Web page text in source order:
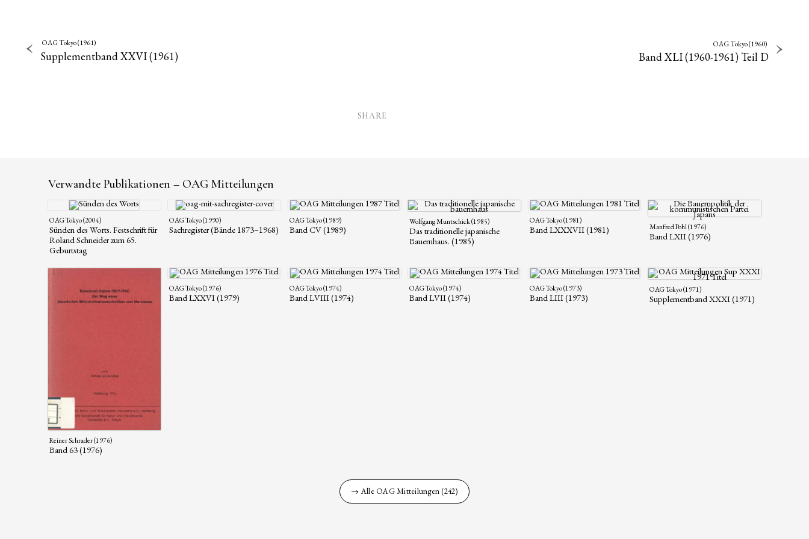
OAG Tokyo (1961)
Supplementband XXVI (1961)
OAG Tokyo (1960)
Band XLI (1960-1961) Teil D
SHARE
Verwandte Publikationen – OAG Mitteilungen
OAG Tokyo (2004)
Sünden des Worts. Festschrift für
Roland Schneider zum 65.
Geburtstag
OAG Tokyo (1990)
Sachregister (Bände 1873–1968)
OAG Tokyo (1989)
Band CV (1989)
Wolfgang Muntschick (1985)
Das traditionelle japanische
Bauernhaus. (1985)
OAG Tokyo (1981)
Band LXXXVII (1981) Manfred Pohl (1976)
Band LXII (1976)
Reiner Schrader (1976)
Band 63 (1976)
OAG Tokyo (1976)
Band LXXVI (1979)
OAG Tokyo (1974)
Band LVIII (1974)
OAG Tokyo (1974)
Band LVII (1974)
OAG Tokyo (1973)
Band LIII (1973)
OAG Tokyo (1971)
Supplementband XXXI (1971)
→ Alle OAG Mitteilungen (242)